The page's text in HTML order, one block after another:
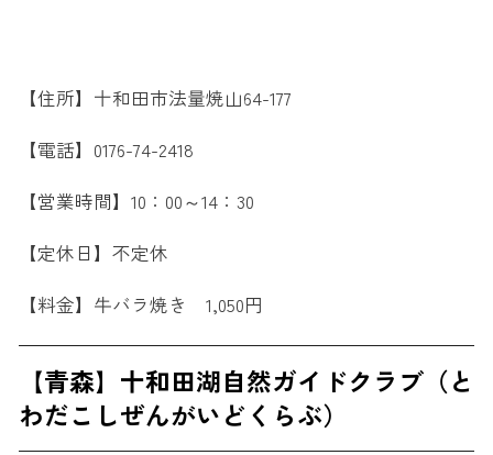
【住所】十和田市法量焼山64-177
【電話】0176-74-2418
【営業時間】10：00～14：30
【定休日】不定休
【料金】牛バラ焼き 1,050円
【青森】十和田湖自然ガイドクラブ（と
わだこしぜんがいどくらぶ）